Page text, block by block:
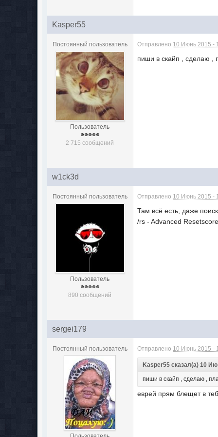
Kasper55
Постоянный пользователь
Пользователь
2 715 сообщений
Отправлено 10 Июнь 2015 -
пиши в скайп , сделаю ,
w1ck3d
Постоянный пользователь
Пользователь
890 сообщений
Отправлено 10 Июнь 2015 -
Там всё есть, даже
/rs - Advanced Resetscore
sergei179
Постоянный пользователь Отправлено 10 Июнь 2015 -
Kasper55 сказал(а) 10
пиши в скайп , сделаю ,
еврей прям блещет в